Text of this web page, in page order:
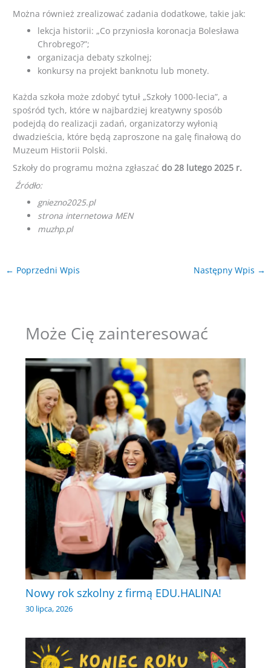
Można również zrealizować zadania dodatkowe, takie jak:
lekcja historii: „Co przyniosła koronacja Bolesława
Chrobrego?”;
organizacja debaty szkolnej;
konkursy na projekt banknotu lub monety.
Każda szkoła może zdobyć tytuł „Szkoły 1000-lecia”, a
spośród tych, które w najbardziej kreatywny sposób
podejdą do realizacji zadań, organizatorzy wyłonią
dwadzieścia, które będą zaproszone na galę finałową do
Muzeum Historii Polski.
Szkoły do programu można zgłaszaćdo 28 lutego 2025 r.
Źródło:
gniezno2025.pl
strona internetowa MEN
muzhp.pl
← Poprzedni Wpis Następny Wpis →
Może Cię zainteresować
Nowy rok szkolny z firmą EDU.HALINA!
30 lipca, 2026